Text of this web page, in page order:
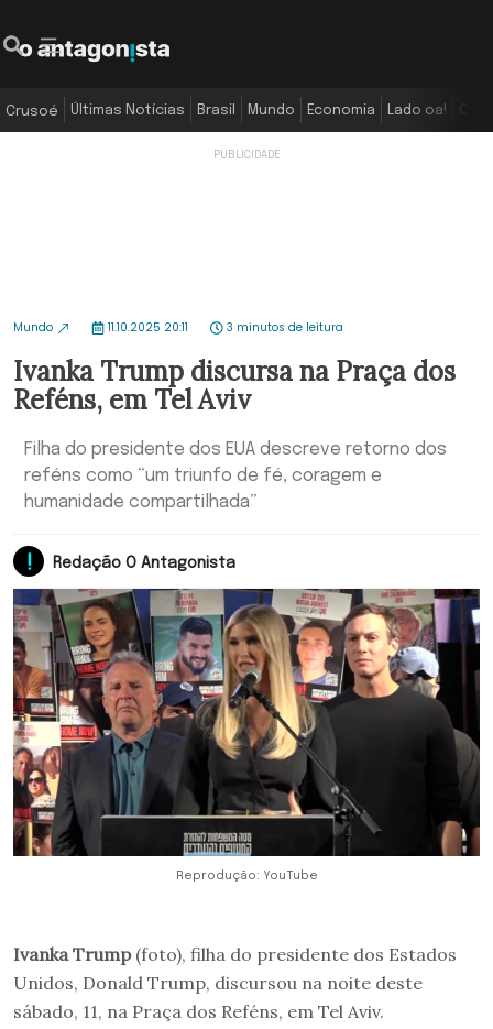
Crusoé Últimas Notícias Brasil Mundo Economia Lado oa!
Mundo 11.10.2025 20:11 3 minutos de leitura
Ivanka Trump discursa na Praça dos
Reféns, em Tel Aviv
Filha do presidente dos EUA descreve retorno dos
reféns como “um triunfo de fé, coragem e
humanidade compartilhada”
Redação O Antagonista
Reprodução: YouTube
Ivanka Trump(foto), filha do presidente dos Estados
Unidos, Donald Trump, discursou na noite deste
sábado, 11, na Praça dos Reféns, em Tel Aviv.